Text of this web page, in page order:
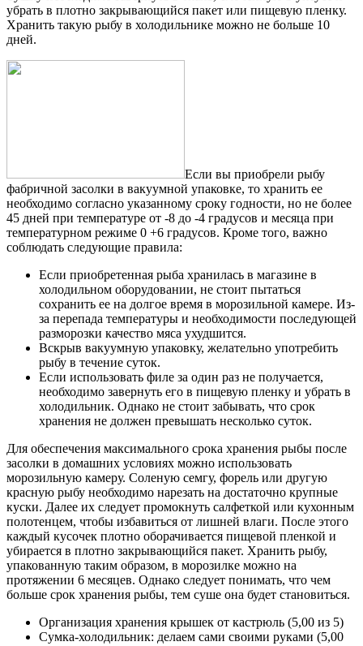
убрать в плотно закрывающийся пакет или пищевую пленку.
Хранить такую рыбу в холодильнике можно не больше 10
дней.
Если вы приобрели рыбу
фабричной засолки в вакуумной упаковке, то хранить ее
необходимо согласно указанному сроку годности, но не более
45 дней при температуре от -8 до -4 градусов и месяца при
температурном режиме 0 +6 градусов. Кроме того, важно
соблюдать следующие правила:
Если приобретенная рыба хранилась в магазине в
холодильном оборудовании, не стоит пытаться
сохранить ее на долгое время в морозильной камере. Из-
за перепада температуры и необходимости последующей
разморозки качество мяса ухудшится.
Вскрыв вакуумную упаковку, желательно употребить
рыбу в течение суток.
Если использовать филе за один раз не получается,
необходимо завернуть его в пищевую пленку и убрать в
холодильник. Однако не стоит забывать, что срок
хранения не должен превышать несколько суток.
Для обеспечения максимального срока хранения рыбы после
засолки в домашних условиях можно использовать
морозильную камеру. Соленую семгу, форель или другую
красную рыбу необходимо нарезать на достаточно крупные
куски. Далее их следует промокнуть салфеткой или кухонным
полотенцем, чтобы избавиться от лишней влаги. После этого
каждый кусочек плотно оборачивается пищевой пленкой и
убирается в плотно закрывающийся пакет. Хранить рыбу,
упакованную таким образом, в морозилке можно на
протяжении 6 месяцев. Однако следует понимать, что чем
больше срок хранения рыбы, тем суше она будет становиться.
Организация хранения крышек от кастрюль (5,00 из 5)
Сумка-холодильник: делаем сами своими руками (5,00